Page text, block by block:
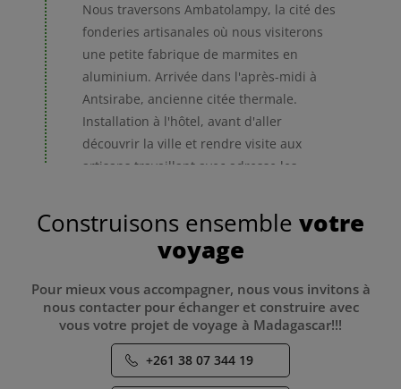
Nous traversons Ambatolampy, la cité des
fonderies artisanales où nous visiterons
une petite fabrique de marmites en
aluminium. Arrivée dans l'après-midi à
Antsirabe, ancienne citée thermale.
Installation à l'hôtel, avant d'aller
découvrir la ville et rendre visite aux
artisans travaillant avec adresse les
de conserve en petites voitures.
170 Km Petit déjeuner - Dîner
2
Antsirabe - Sahambavy
Construisons ensemble votre
voyage
Pour mieux vous accompagner, nous vous invitons à
nous contacter pour échanger et construire avec
vous votre projet de voyage à Madagascar!!!
+261 38 07 344 19